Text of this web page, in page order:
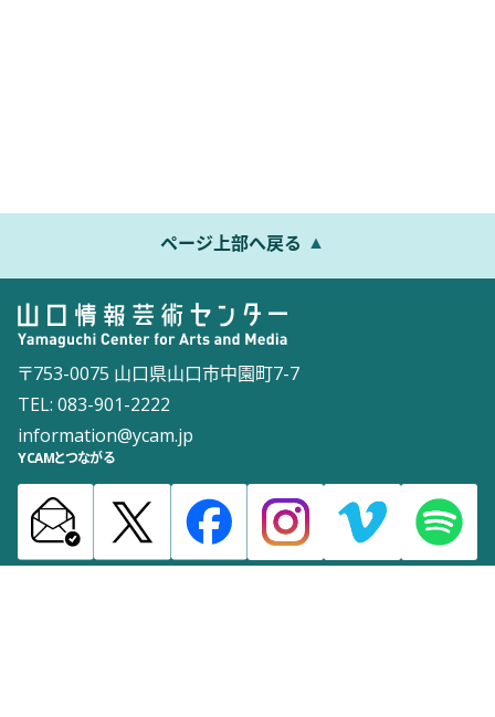
ページ上部へ戻る
〒753-0075 山口県山口市中園町7-7
TEL: 083-901-2222
information@ycam.jp
YCAMとつながる